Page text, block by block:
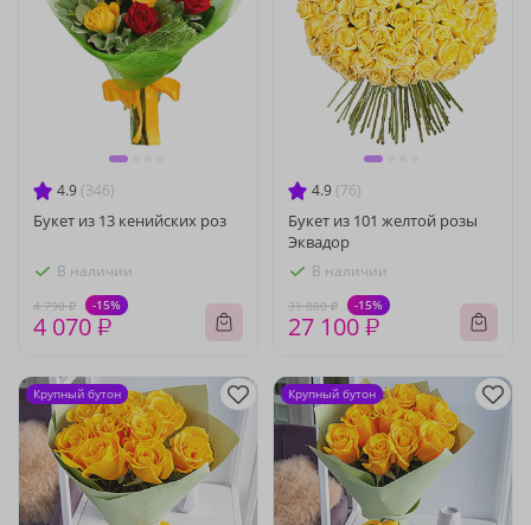
4.9 (346)
Букет из 13 кенийских роз
В наличии
4 790 ₽ -15%
4 070 ₽
4.9 (76)
Букет из 101 желтой розы
Эквадор
В наличии
31 880 ₽ -15%
27 100 ₽
Крупный бутон Крупный бутон